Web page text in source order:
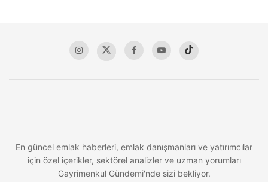
En güncel emlak haberleri, emlak danışmanları ve yatırımcılar
için özel içerikler, sektörel analizler ve uzman yorumları
Gayrimenkul Gündemi'nde sizi bekliyor.